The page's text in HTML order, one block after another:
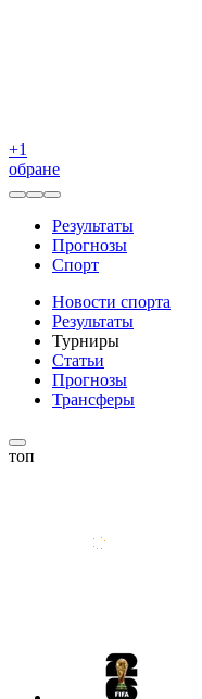
+1
обране
Результаты
Прогнозы
Спорт
Новости спорта
Результаты
Турниры
Статьи
Прогнозы
Трансферы
топ